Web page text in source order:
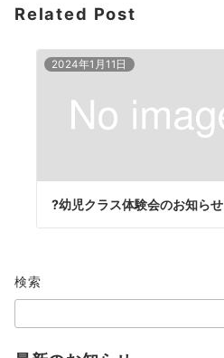
Related Post
2024年1月11日
?幼児クラス体験会のお知らせ
検索